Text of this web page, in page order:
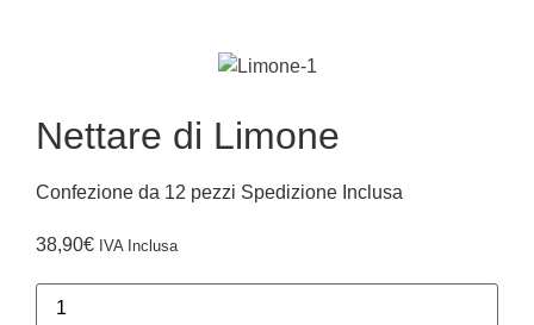
Nettare di Limone
Confezione da 12 pezzi Spedizione Inclusa
38,90€ IVA Inclusa